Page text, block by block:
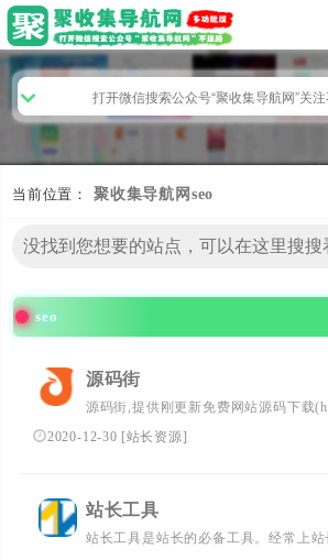
当前位置： 聚收集导航网 seo
seo
源码街
源码街,提供刚更新免费网站源码下载
php源码,.net源码),源码之家,SEO教程,
2020-12-30 [站长资源]
站长工具
站长工具是站长的必备工具。经常上站